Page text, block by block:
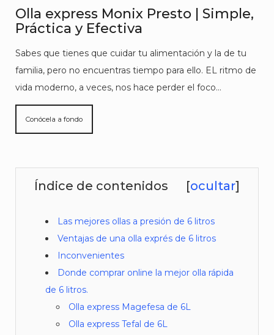
Olla express Monix Presto | Simple,
Práctica y Efectiva
Sabes que tienes que cuidar tu alimentación y la de tu
familia, pero no encuentras tiempo para ello. EL ritmo de
vida moderno, a veces, nos hace perder el foco…
Conócela a fondo
Índice de contenidos [ocultar]
Las mejores ollas a presión de 6 litros
Ventajas de una olla exprés de 6 litros
Inconvenientes
Donde comprar online la mejor olla rápida
de 6 litros.
Olla express Magefesa de 6L
Olla express Tefal de 6L